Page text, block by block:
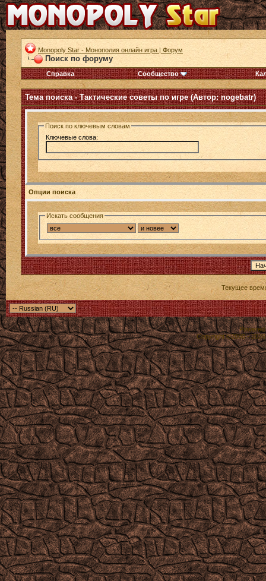
Monopoly Star - Монополия онлайн игра | Форум
Поиск по форуму
Справка Сообщество
Тема поиска -Тактические советы по игре (Автор: nogebatr)
Поиск по ключевым словам
Ключевые слова:
Опции поиска
Искать сообщения
Текущее
Powered
Copyright ©2000 -